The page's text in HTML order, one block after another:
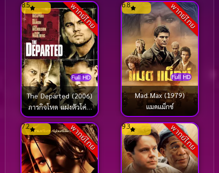
พากย์ไทย
Full HD
8.5
The Departed (2006)
ภารกิจโหด แฝงตัวโค่น
เจ้าพ่อ
พากย์ไทย
Full HD
6.8
Mad Max (1979)
แมดแม็กซ์
พากย์ไทย
7.2 พากย์ไทย
9.3